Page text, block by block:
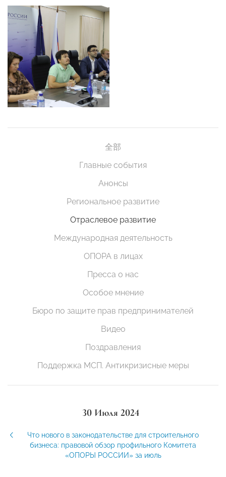
全部
Главные события
Анонсы
Региональное развитие
Отраслевое развитие
Международная деятельность
ОПОРА в лицах
Пресса о нас
Особое мнение
Бюро по защите прав предпринимателей
Видео
Поздравления
Поддержка МСП. Антикризисные меры
30 Июля 2024
Что нового в законодательстве для строительного
бизнеса: правовой обзор профильного Комитета
«ОПОРЫ РОССИИ» за июль